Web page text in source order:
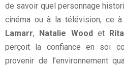
de savoir quel personnage
cinéma ou à la télévision, ce
Lamarr, Natalie Wood et
perçoit la confiance en soi
provenir de l’environnement